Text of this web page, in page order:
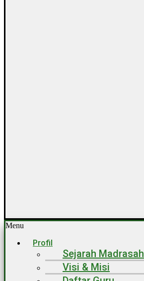
Menu
Profil
Sejarah Madrasah
Visi & Misi